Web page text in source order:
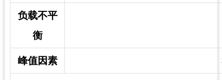
负载不平
衡
峰值因素